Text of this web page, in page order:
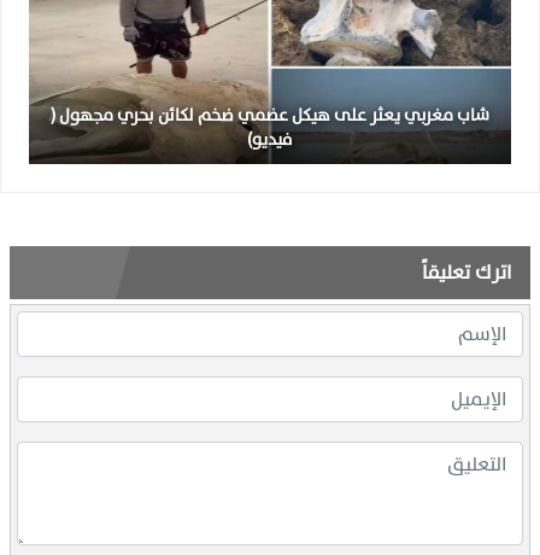
شاب مغربي يعثر على هيكل عضمي ضخم لكائن بحري مجهول (
فيديو)
اترك تعليقاً